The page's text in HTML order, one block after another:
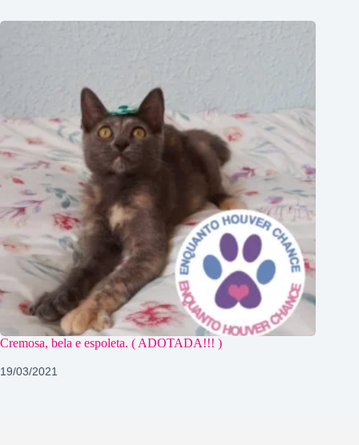
Cremosa, bela e espoleta. ( ADOTADA!!! )
19/03/2021